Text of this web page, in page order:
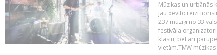
Mūzikas un urbānās
jau devīto reizi
237 mūziķi no 33
festivāla
klāstu, bet arī
vietām.TMW